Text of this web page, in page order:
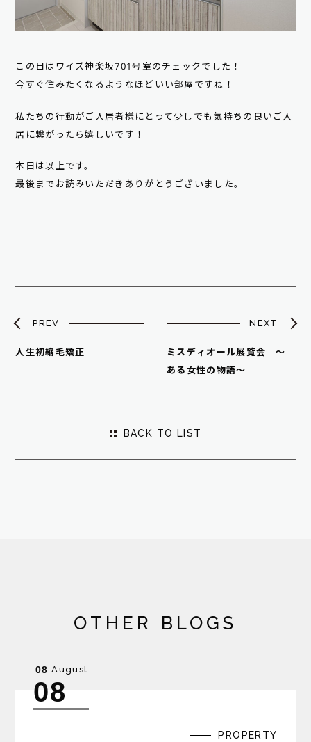
この日はワイズ神楽坂701号室のチェックでした！
今すぐ住みたくなるようなほどいい部屋ですね！
私たちの行動がご入居者様にとって少しでも気持ちの良いご入
居に繋がったら嬉しいです！
本日は以上です。
最後までお読みいただきありがとうございました。
PREV
人生初縮毛矯正
NEXT
ミスディオール展覧会 〜
ある女性の物語〜
BACK TO LIST
OTHER BLOGS
08 August
08
PROPERTY